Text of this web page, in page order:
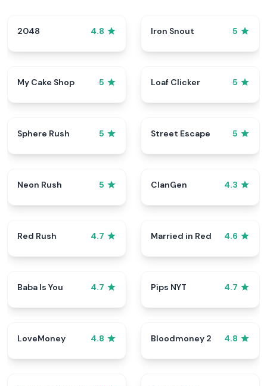
2048 4.8 Iron Snout 5
My Cake Shop 5 Loaf Clicker 5
Sphere Rush 5 Street Escape 5
Neon Rush 5 ClanGen 4.3
Red Rush 4.7 Married in Red 4.6
Baba Is You 4.7 Pips NYT 4.7
LoveMoney 4.8 Bloodmoney 2 4.8